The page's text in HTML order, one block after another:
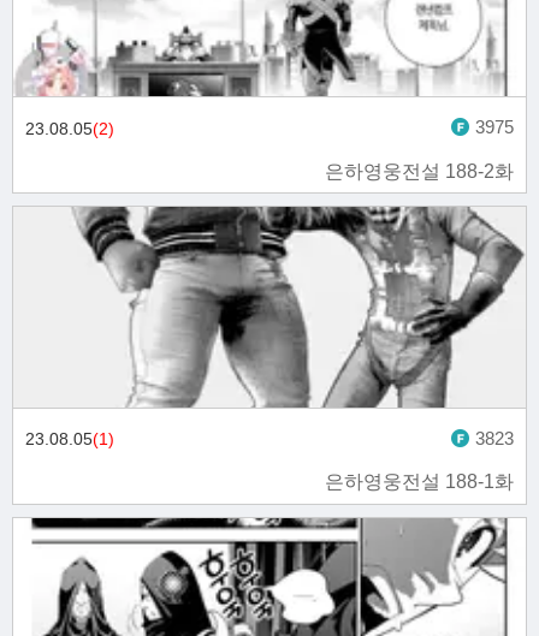
은하영웅전설 188-2화
23.08.05(2) 3975
은하영웅전설 188-1화
23.08.05(1) 3823